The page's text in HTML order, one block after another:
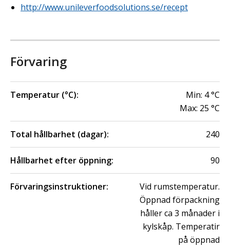
http://www.unileverfoodsolutions.se/recept
Förvaring
Temperatur (°C): Min: 4°C
Max: 25 °C
Total hållbarhet (dagar): 240
Hållbarhet efter öppning: 90
Förvaringsinstruktioner:
Vid rumstemperatur.
Öppnad förpackning
håller ca 3 månader i
kylskåp. Temperatir
på öppnad